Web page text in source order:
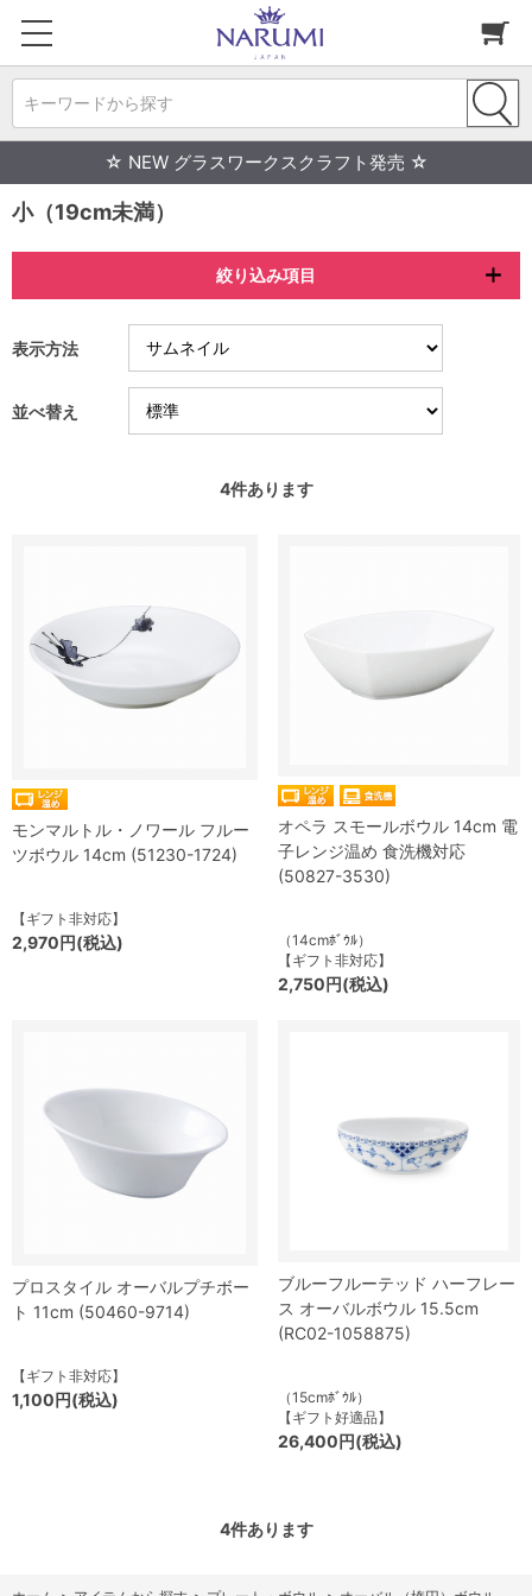
キーワードから探す
☆ NEW グラスワークスクラフト発売 ☆
小（19cm未満）
絞り込み項目
表示方法
並べ替え
4件あります
モンマルトル・ノワール フルー
ツボウル 14cm (51230-1724)
【ギフト非対応】
2,970円(税込)
オペラ スモールボウル 14cm 電
子レンジ温め 食洗機対応
(50827-3530)
（14cmﾎﾞｳﾙ）
【ギフト非対応】
2,750円(税込)
プロスタイル オーバルプチボー
ト 11cm (50460-9714)
【ギフト非対応】
1,100円(税込)
ブルーフルーテッド ハーフレー
ス オーバルボウル 15.5cm
(RC02-1058875)
（15cmﾎﾞｳﾙ）
【ギフト好適品】
26,400円(税込)
4件あります